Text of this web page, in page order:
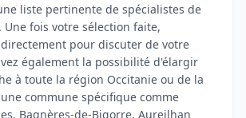
liste pertinente de spécialistes de
Une fois votre sélection faite,
pour discuter de votre
également la possibilité d'élargir
à toute la région Occitanie ou de la
commune spécifique comme
Bagnères-de-Bigorre, Aureilhan